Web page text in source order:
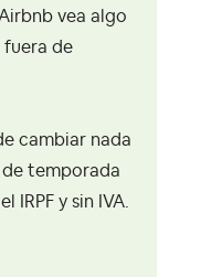
vea algo
fuera de
cambiar nada
temporada
IRPF y sin IVA.